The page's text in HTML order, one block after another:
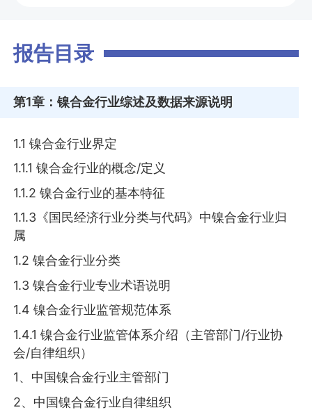
报告目录
第1章 ：镍合金行业综述及数据来源说明
1.1 镍合金行业界定
1.1.1 镍合金行业的概念/定义
1.1.2 镍合金行业的基本特征
1.1.3《国民经济行业分类与代码》中镍合金行业归
属
1.2 镍合金行业分类
1.3 镍合金行业专业术语说明
1.4 镍合金行业监管规范体系
1.4.1 镍合金行业监管体系介绍（主管部门/行业协
会/自律组织）
1、中国镍合金行业主管部门
2、中国镍合金行业自律组织